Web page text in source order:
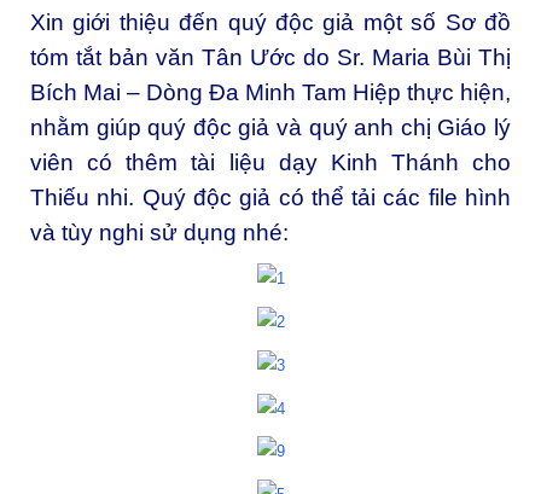
Xin giới thiệu đến quý độc giả một số Sơ đồ
tóm tắt bản văn Tân Ước do Sr. Maria Bùi Thị
Bích Mai – Dòng Đa Minh Tam Hiệp thực hiện,
nhằm giúp quý độc giả và quý anh chị Giáo lý
viên có thêm tài liệu dạy Kinh Thánh cho
Thiếu nhi. Quý độc giả có thể tải các file hình
và tùy nghi sử dụng nhé: